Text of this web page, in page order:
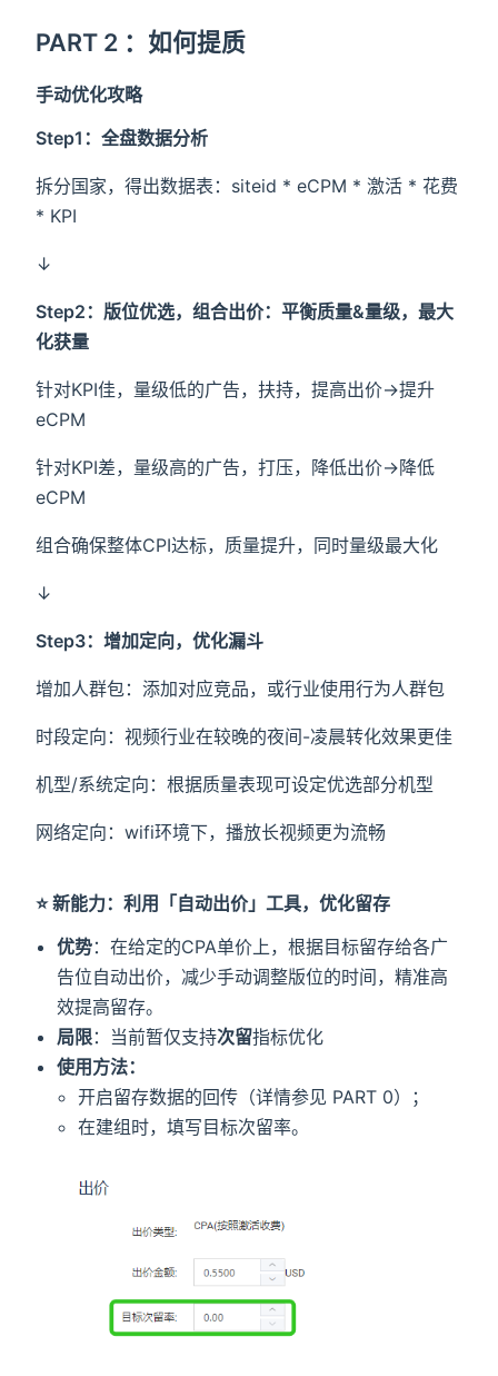
PART 2 ：如何提质
手动优化攻略
Step1：全盘数据分析
拆分国家，得出数据表：siteid * eCPM * 激活 * 花费
* KPI
↓
Step2：版位优选，组合出价：平衡质量&量级，最大
化获量
针对KPI佳，量级低的广告，扶持，提高出价→提升
eCPM
针对KPI差，量级高的广告，打压，降低出价→降低
eCPM
组合确保整体CPI达标，质量提升，同时量级最大化
↓
Step3：增加定向，优化漏斗
增加人群包：添加对应竞品，或行业使用行为人群包
时段定向：视频行业在较晚的夜间-凌晨转化效果更佳
机型/系统定向：根据质量表现可设定优选部分机型
网络定向：wifi环境下，播放长视频更为流畅
⭐️ 新能力：利用「自动出价」工具，优化留存
优势：在给定的CPA单价上，根据目标留存给各广
告位自动出价，减少手动调整版位的时间，精准高
效提高留存。
局限：当前暂仅支持次留指标优化
使用方法：
开启留存数据的回传（详情参见 PART 0）；
在建组时，填写目标次留率。